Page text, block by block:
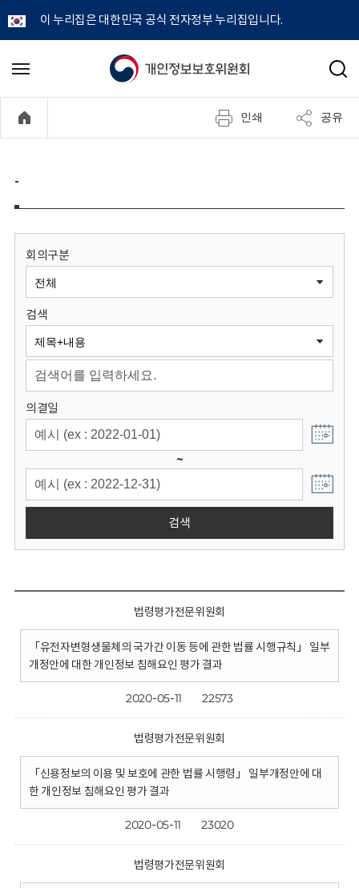
이 누리집은 대한민국 공식 전자정부 누리집입니다.
개
정
보
원
회
메
기
검
인쇄 공유
-
회의구분
검색
의결일
~
검색
법령평가전문위원회
「유전자변형생물체의 국가간 이동 등에 관한 법률 시행규칙」 일부
개정안에 대한 개인정보 침해요인 평가 결과
2020-05-11 22573
법령평가전문위원회
「신용정보의 이용 및 보호에 관한 법률 시행령」 일부개정안에 대
한 개인정보 침해요인 평가 결과
2020-05-11 23020
법령평가전문위원회